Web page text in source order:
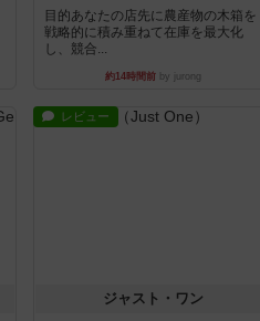
目的あなたの店先に農産物の木箱を
戦略的に積み重ねて在庫を最大化
し、競合...
約14時間前by jurong
レビュー
ジャスト・ワン